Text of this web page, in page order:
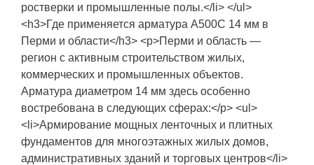
ростверки и промышленные полы.</li> </ul>
<h3>Где применяется арматура А500С 14 мм в
Перми и области</h3> <p>Перми и область —
регион с активным строительством жилых,
коммерческих и промышленных объектов.
Арматура диаметром 14 мм здесь особенно
востребована в следующих сферах:</p> <ul>
<li>Армирование мощных ленточных и плитных
фундаментов для многоэтажных жилых домов,
административных зданий и торговых центров</li>